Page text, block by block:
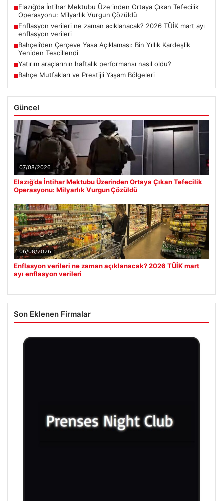
■Elazığ’da İntihar Mektubu Üzerinden Ortaya Çıkan Tefecilik
Operasyonu: Milyarlık Vurgun Çözüldü
■Enflasyon verileri ne zaman açıklanacak? 2026 TÜİK mart ayı
enflasyon verileri
■Bahçeli’den Çerçeve Yasa Açıklaması: Bin Yıllık Kardeşlik
Yeniden Tescillendi
■Yatırım araçlarının haftalık performansı nasıl oldu?
■Bahçe Mutfakları ve Prestijli Yaşam Bölgeleri
Güncel
07/08/2026
Elazığ’da İntihar Mektubu Üzerinden Ortaya Çıkan Tefecilik
Operasyonu: Milyarlık Vurgun Çözüldü
06/08/2026
Enflasyon verileri ne zaman açıklanacak? 2026 TÜİK mart
ayı enflasyon verileri
Son Eklenen Firmalar